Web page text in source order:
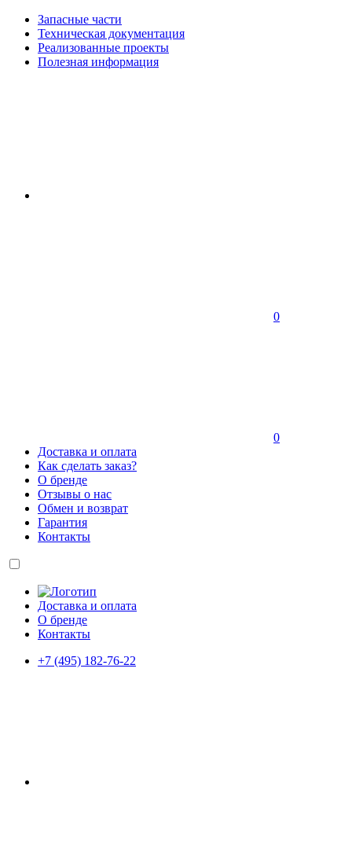
Запасные части
Техническая документация
Реализованные проекты
Полезная информация
0
0
Доставка и оплата
Как сделать заказ?
О бренде
Отзывы о нас
Обмен и возврат
Гарантия
Контакты
Доставка и оплата
О бренде
Контакты
+7 (495) 182-76-22